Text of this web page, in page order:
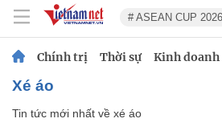
# ASEAN CUP 2026
Chính trị Thời sự Kinh doanh
xé áo
Tin tức mới nhất về xé áo